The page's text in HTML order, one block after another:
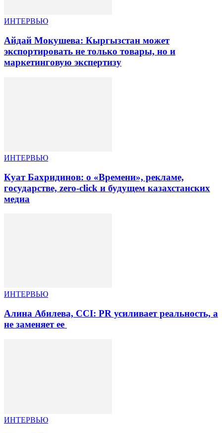
ИНТЕРВЬЮ
Айдай Мокушева: Кыргызстан может
экспортировать не только товары, но и
маркетинговую экспертизу
ИНТЕРВЬЮ
Куат Бахридинов: о «Времени», рекламе,
государстве, zero-click и будущем казахстанских
медиа
ИНТЕРВЬЮ
Алина Абилева, CCI: PR усиливает реальность, а
не заменяет ее
ИНТЕРВЬЮ